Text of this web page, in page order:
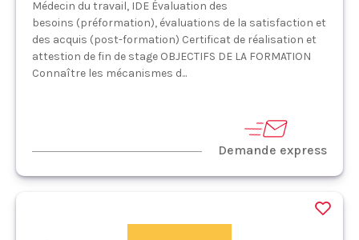
Médecin du travail, IDE Évaluation des
besoins (préformation), évaluations de la satisfaction et
des acquis (post-formation) Certificat de réalisation et
attestion de fin de stage OBJECTIFS DE LA FORMATION
Connaître les mécanismes d...
Demande express